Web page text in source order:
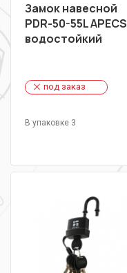
Замок навесной
PDR-50-55L APECS
водостойкий
под заказ
В упаковке 3